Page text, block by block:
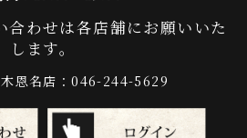
合わせは各店舗にお願いいた
します。
恩名店：046-244-5629